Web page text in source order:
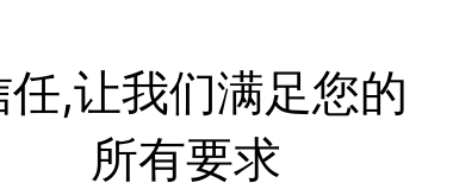
任,让我们满足您的
所有要求